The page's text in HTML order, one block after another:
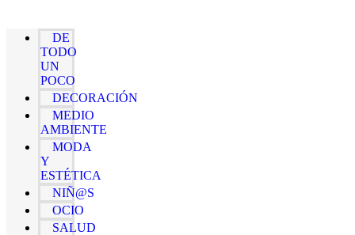
DE
TODO
UN
POCO
DECORACIÓN
MEDIO
AMBIENTE
MODA
Y
ESTÉTICA
NIÑ@S
OCIO
SALUD